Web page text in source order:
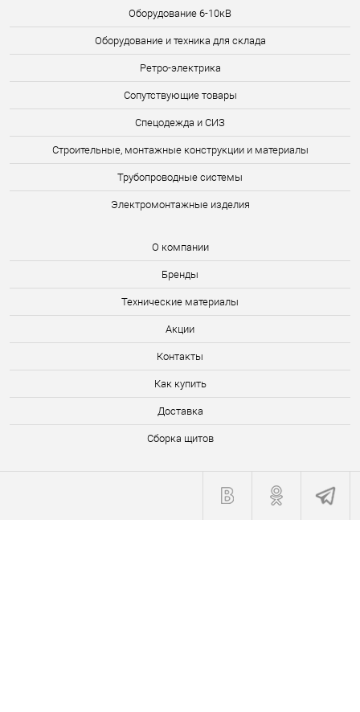
Оборудование 6-10кВ
Оборудование и техника для склада
Ретро-электрика
Сопутствующие товары
Спецодежда и СИЗ
Строительные, монтажные конструкции и материалы
Трубопроводные системы
Электромонтажные изделия
О компании
Бренды
Технические материалы
Акции
Контакты
Как купить
Доставка
Сборка щитов